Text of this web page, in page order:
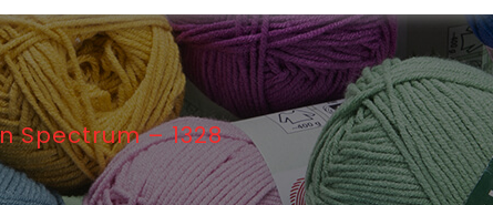
Spectrum – 1328